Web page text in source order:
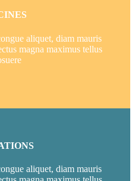
aliquet, diam mauris
magna maximus tellus
aliquet, diam mauris